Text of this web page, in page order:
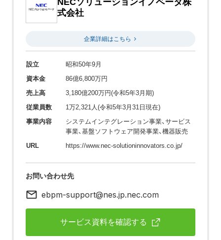
式会社
企業詳細はこちら
設立
昭和50年9月
資本金
86億6,800万円
売上高
3,180億200万円(令和5年3月期)
従業員数
1万2,321人(令和5年3月31日現在)
事業内容
システムインテグレーション事業、サービス
事業、基盤ソフトウェア開発事業、機器販売
URL
https://www.nec-solutioninnovators.co.jp/
お問い合わせ先
ebpm-support@nes.jp.nec.com
サービス資料を確認する